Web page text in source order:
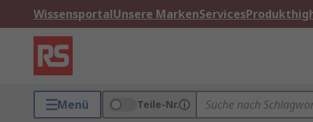
WissensportalUnsere MarkenServices
Menü Teile-Nr.